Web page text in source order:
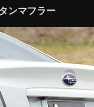
ンマフラー